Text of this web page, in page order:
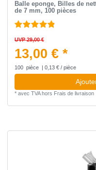
Balle eponge, Billes de
de 7 mm, 100 pièces
UVP 29,00 €
13,00 € *
100 pièce | 0,13 € / pièce
* avec TVAhors Frais de livraison